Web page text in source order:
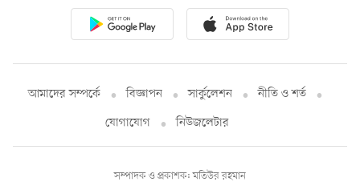
আমাদের সম্পর্কে বিজ্ঞাপন সার্কুলেশন
নীতি ও শর্ত
যোগাযোগ
নিউজলেটার
সম্পাদক ও প্রকাশক: মতিউর রহমান